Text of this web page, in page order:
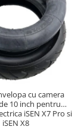
cu camera
10 inch pentru
iSEN X7 Pro si
iSEN X8